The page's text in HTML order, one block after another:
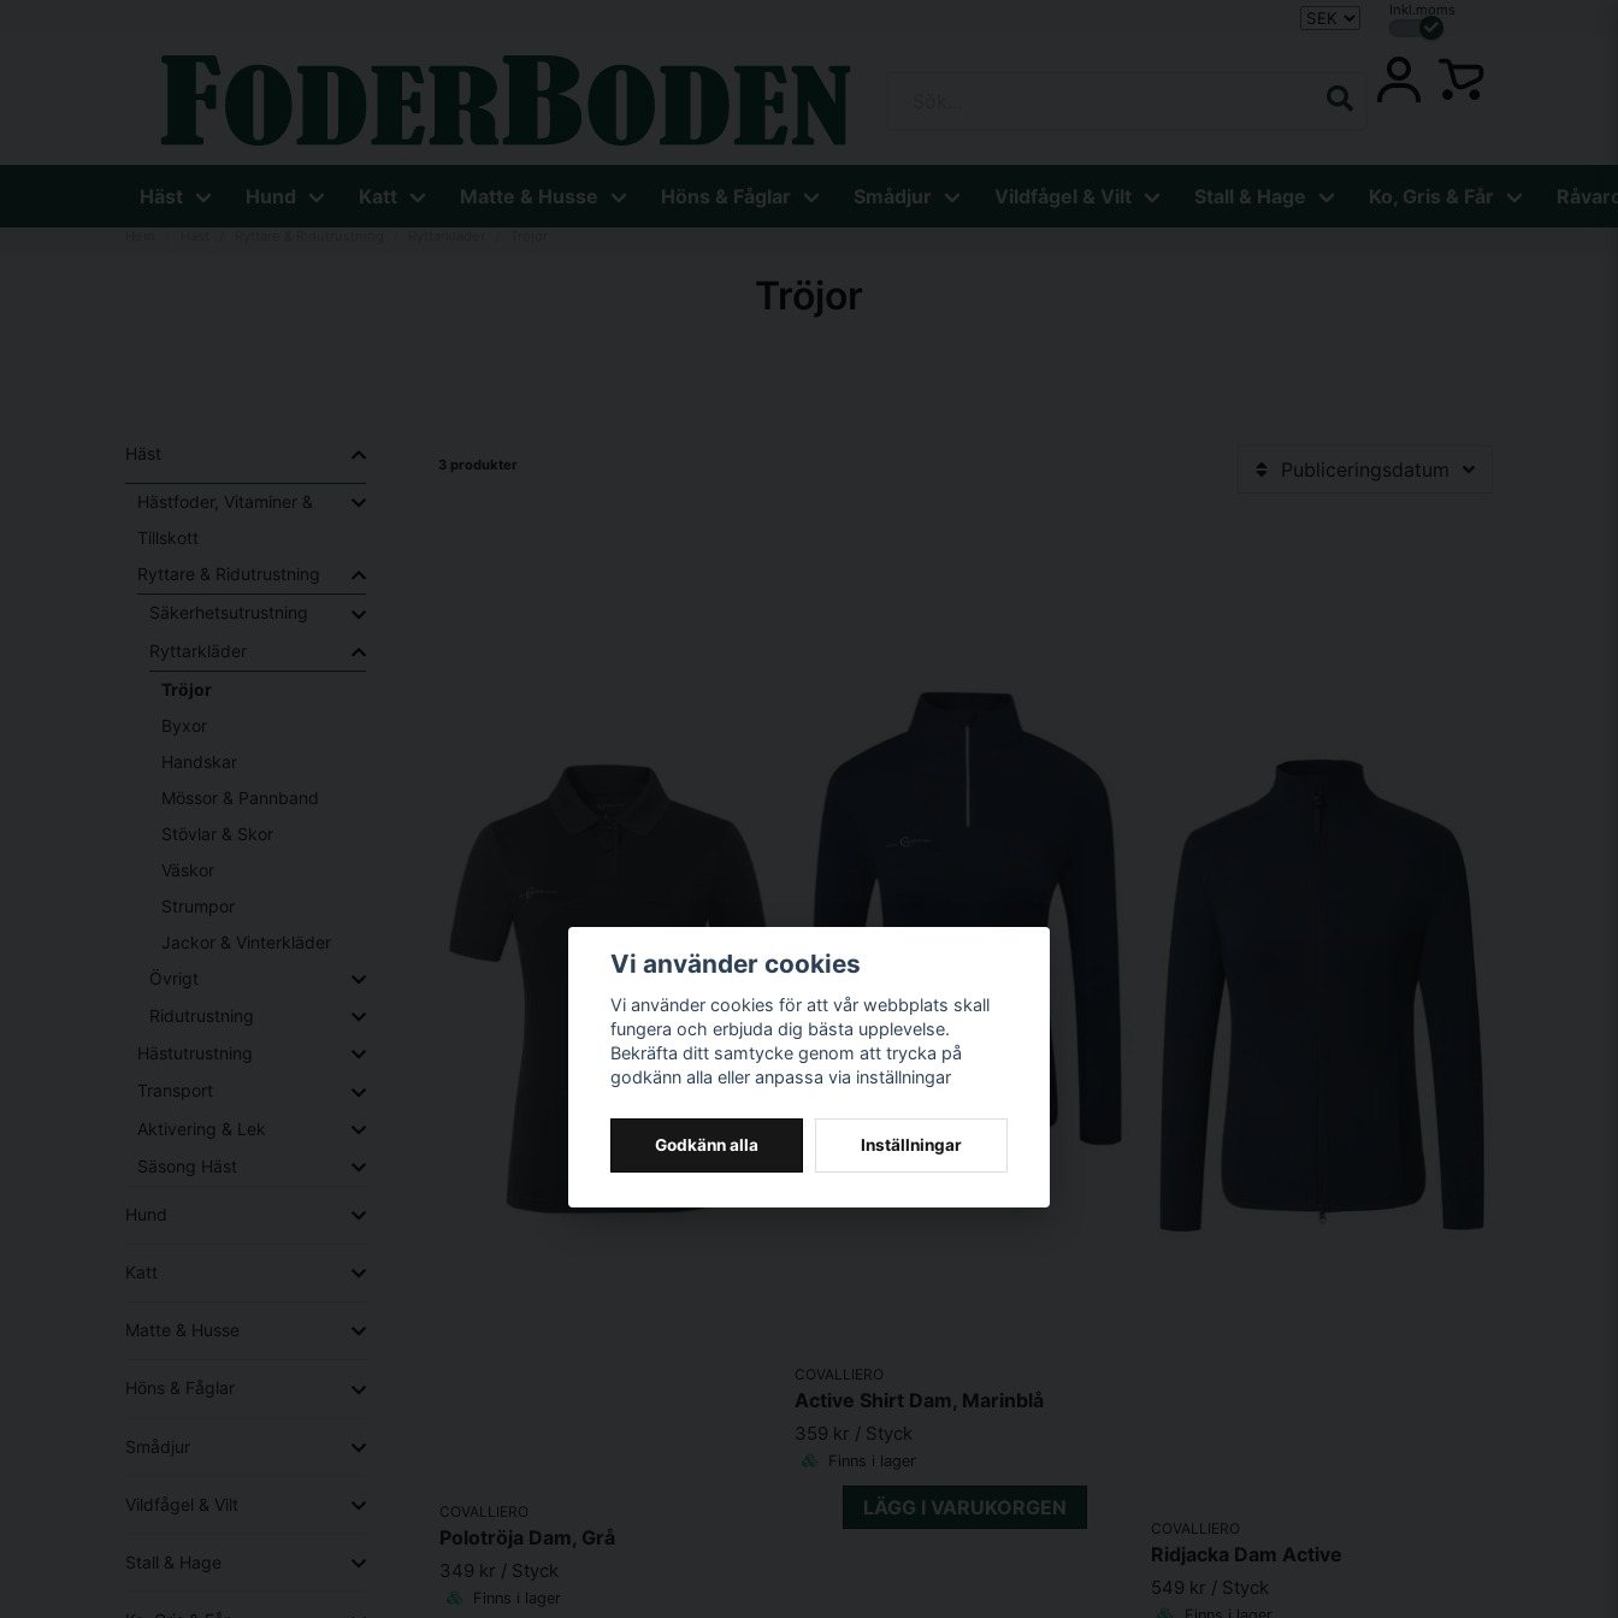
Inkl.moms
Häst Hund Katt Matte & Husse Höns & Fåglar Smådjur Vildfågel & Vilt Stall & Hage Ko, Gris & Får
Tröjor
Häst
Hästfoder, Vitaminer &
Tillskott
Ryttare & Ridutrustning
Säkerhetsutrustning
Ryttarkläder
Tröjor
Byxor
Handskar
Mössor & Pannband
Stövlar & Skor
Väskor
Strumpor
Jackor & Vinterkläder
Övrigt
Ridutrustning
Hästutrustning
Transport
Aktivering & Lek
Säsong Häst
Hund
Katt
Matte & Husse
Höns & Fåglar
Smådjur
Vildfågel & Vilt
Stall & Hage
3 produkter Publiceringsdatum
COVALLIERO
Polotröja Dam, Grå
349 kr / Styck
Finns i lager
COVALLIERO
Active Shirt Dam, Marinblå
359 kr / Styck
Finns i lager
LÄGG I VARUKORGEN
COVALLIERO
Ridjacka Dam Active
549 kr / Styck
Vi använder cookies
Vi använder cookies för att vår webbplats skall
fungera och erbjuda dig bästa upplevelse.
Bekräfta ditt samtycke genom att trycka på
godkänn alla eller anpassa via inställningar
Godkänn alla Inställningar